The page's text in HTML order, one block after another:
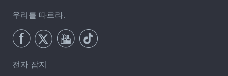
우리를 따르라.
전자 잡지